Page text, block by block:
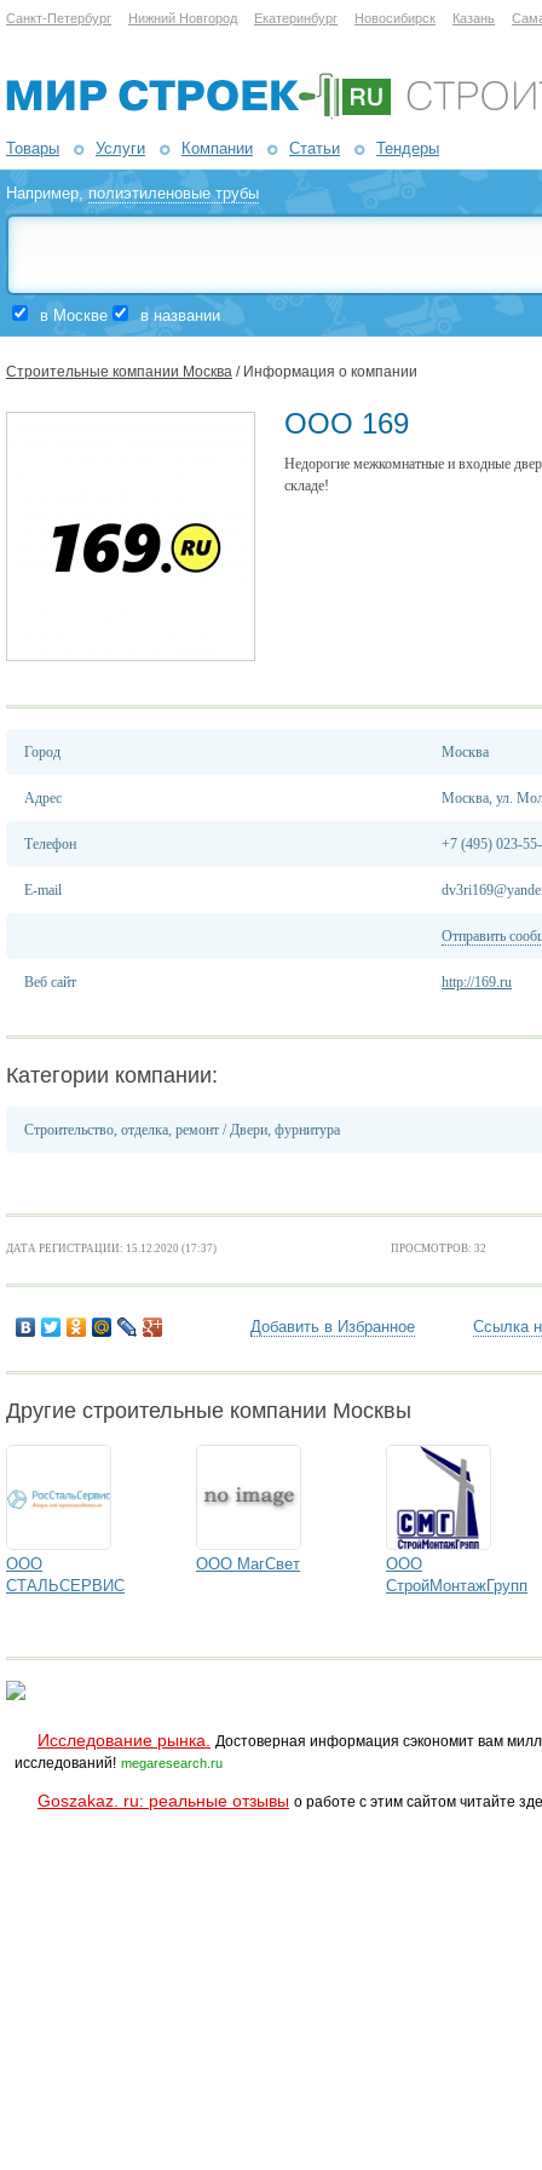
Санкт-Петербург Нижний Новгород Екатеринбург Новосибирск Казань
Товары Услуги Компании Статьи Тендеры
Например,полиэтиленовые трубы
в Москве в названии
Строительные компании Москва / Информация о компании
ООО 169
Недорогие межкомнатные и входные
складе!
Город Москва
Адрес Москва, ул.
Телефон +7 (495) 023-
E-mail
Отправить
Веб сайт http://169.ru
Категории компании:
Строительство, отделка, ремонт /Двери, фурнитура
ДАТА РЕГИСТРАЦИИ: 15.12.2020 (17:37) ПРОСМОТРОВ: 32
Добавить в Избранное Ссылка
Другие строительные компании Москвы
ООО
СТАЛЬСЕРВИС
ООО МагСвет
ООО
СтройМонтажГрупп
Исследование рынка.
Достоверная информация сэкономит вам
исследований! megaresearch.ru
Goszakaz. ru: реальные отзывы о работе с этим сайтом читайте